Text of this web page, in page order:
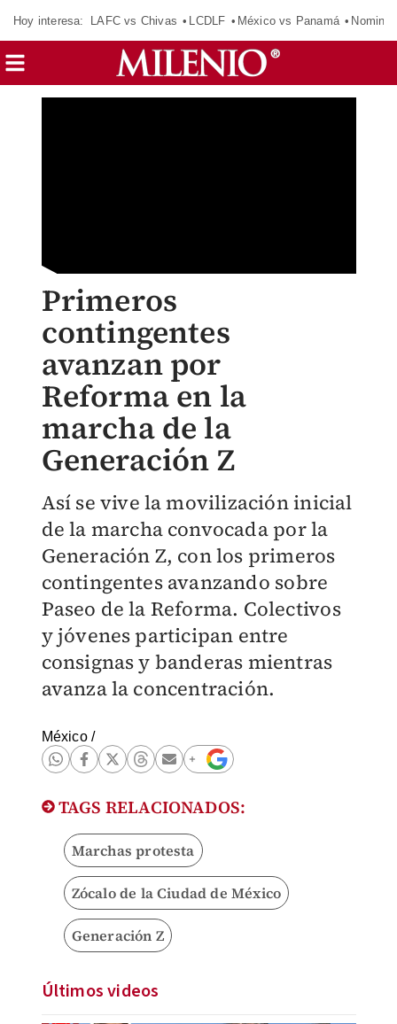
Hoy interesa: LAFC vs Chivas LCDLF México vs Panamá
Primeros
contingentes
avanzan por
Reforma en la
marcha de la
Generación Z
Así se vive la movilización inicial
de la marcha convocada por la
Generación Z, con los primeros
contingentes avanzando sobre
Paseo de la Reforma. Colectivos
y jóvenes participan entre
consignas y banderas mientras
avanza la concentración.
México/
TAGS RELACIONADOS:
Marchas protesta
Zócalo de la Ciudad de México
Generación Z
Últimos videos